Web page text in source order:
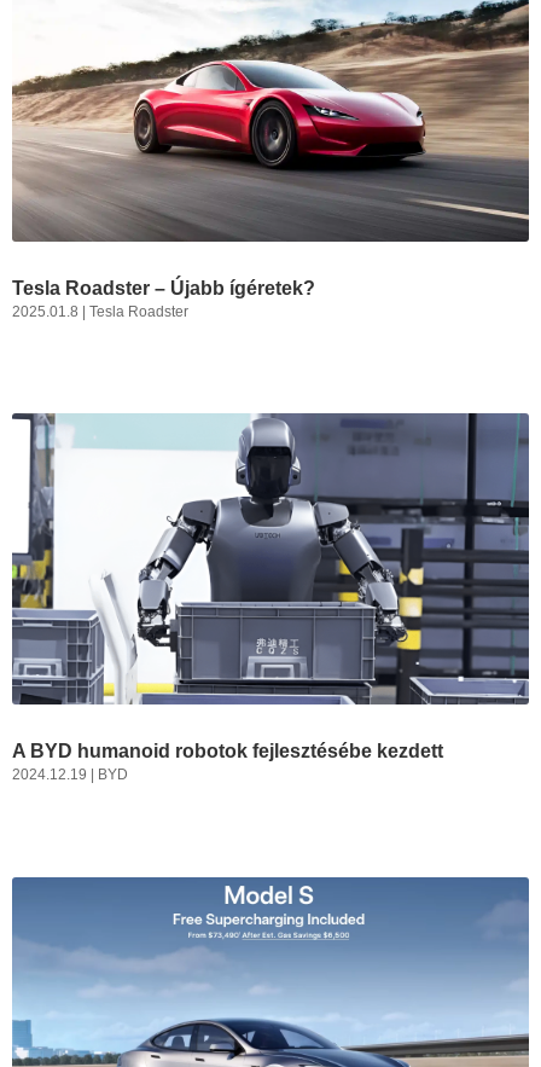
Tesla Roadster – Újabb ígéretek?
2025.01.8 |Tesla Roadster
A BYD humanoid robotok fejlesztésébe kezdett
2024.12.19 BYD